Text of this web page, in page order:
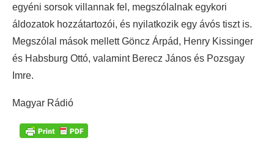
egyéni sorsok villannak fel, megszólalnak egykori
áldozatok hozzátartozói, és nyilatkozik egy ávós tiszt is.
Megszólal mások mellett Göncz Árpád, Henry Kissinger
és Habsburg Ottó, valamint Berecz János és Pozsgay
Imre.
Magyar Rádió